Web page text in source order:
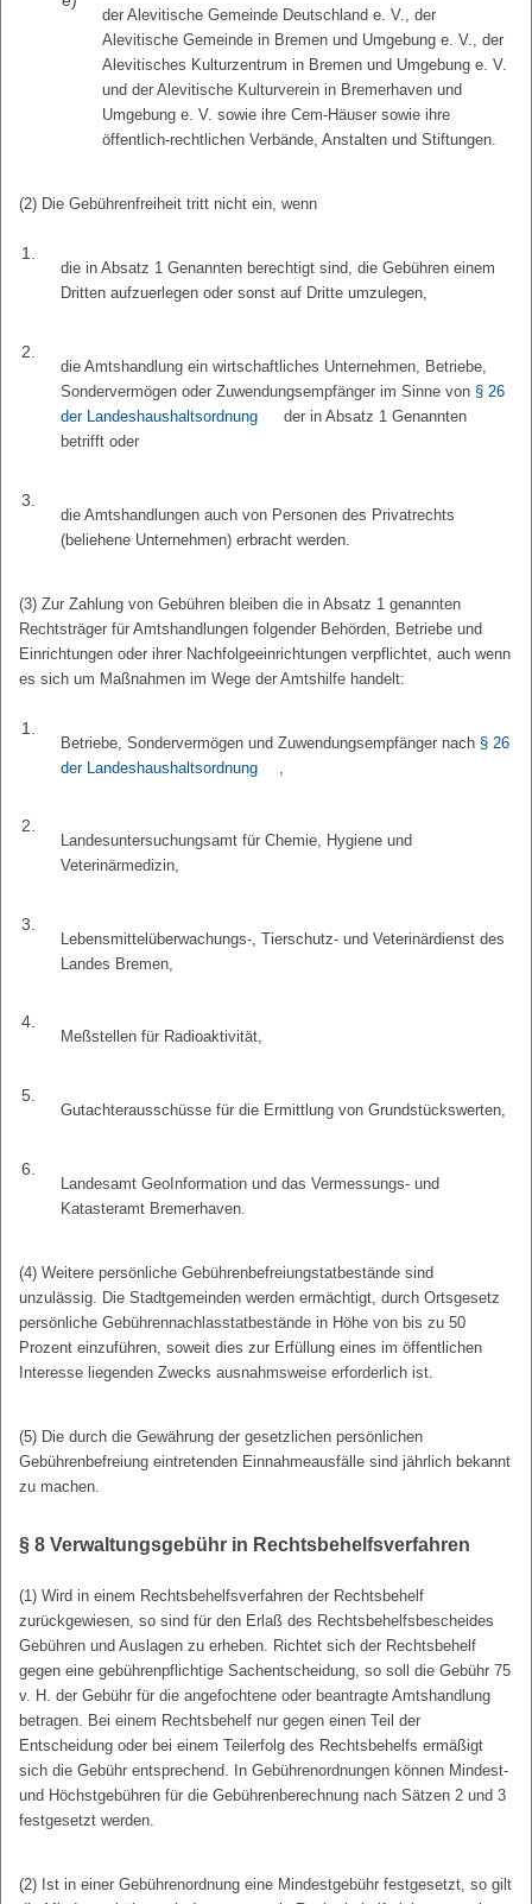
der Alevitische Gemeinde Deutschland e. V., der
Alevitische Gemeinde in Bremen und Umgebung e. V., der
Alevitisches Kulturzentrum in Bremen und Umgebung e. V.
und der Alevitische Kulturverein in Bremerhaven und
Umgebung e. V. sowie ihre Cem-Häuser sowie ihre
öffentlich-rechtlichen Verbände, Anstalten und Stiftungen.
(2) Die Gebührenfreiheit tritt nicht ein, wenn
1.
die in Absatz 1 Genannten berechtigt sind, die Gebühren einem
Dritten aufzuerlegen oder sonst auf Dritte umzulegen,
2.
die Amtshandlung ein wirtschaftliches Unternehmen, Betriebe,
Sondervermögen oder Zuwendungsempfänger im Sinne von § 26
der Landeshaushaltsordnung
der in Absatz 1 Genannten
betrifft oder
3.
die Amtshandlungen auch von Personen des Privatrechts
(beliehene Unternehmen) erbracht werden.
(3) Zur Zahlung von Gebühren bleiben die in Absatz 1 genannten
Rechtsträger für Amtshandlungen folgender Behörden, Betriebe und
Einrichtungen oder ihrer Nachfolgeeinrichtungen verpflichtet, auch wenn
es sich um Maßnahmen im Wege der Amtshilfe handelt:
1.
Betriebe, Sondervermögen und Zuwendungsempfänger nach § 26
der Landeshaushaltsordnung
2.
Landesuntersuchungsamt für Chemie, Hygiene und
Veterinärmedizin,
3.
Lebensmittelüberwachungs-, Tierschutz- und Veterinärdienst des
Landes Bremen,
4.
Meßstellen für Radioaktivität,
5.
Gutachterausschüsse für die Ermittlung von Grundstückswerten,
6.
Landesamt GeoInformation und das Vermessungs- und
Katasteramt Bremerhaven.
(4) Weitere persönliche Gebührenbefreiungstatbestände sind
unzulässig. Die Stadtgemeinden werden ermächtigt, durch Ortsgesetz
persönliche Gebührennachlasstatbestände in Höhe von bis zu 50
Prozent einzuführen, soweit dies zur Erfüllung eines im öffentlichen
Interesse liegenden Zwecks ausnahmsweise erforderlich ist.
(5) Die durch die Gewährung der gesetzlichen persönlichen
Gebührenbefreiung eintretenden Einnahmeausfälle sind jährlich bekannt
zu machen.
§ 8 Verwaltungsgebühr in Rechtsbehelfsverfahren
(1) Wird in einem Rechtsbehelfsverfahren der Rechtsbehelf
zurückgewiesen, so sind für den Erlaß des Rechtsbehelfsbescheides
Gebühren und Auslagen zu erheben. Richtet sich der Rechtsbehelf
gegen eine gebührenpflichtige Sachentscheidung, so soll die Gebühr 75
v. H. der Gebühr für die angefochtene oder beantragte Amtshandlung
betragen. Bei einem Rechtsbehelf nur gegen einen Teil der
Entscheidung oder bei einem Teilerfolg des Rechtsbehelfs ermäßigt
sich die Gebühr entsprechend. In Gebührenordnungen können Mindest-
und Höchstgebühren für die Gebührenberechnung nach Sätzen 2 und 3
festgesetzt werden.
(2) Ist in einer Gebührenordnung eine Mindestgebühr festgesetzt, so gilt